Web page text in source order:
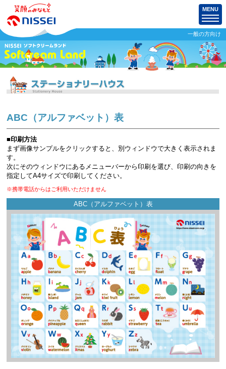
MENU
一般の方向け
ABC（アルファベット）表
■印刷方法
まず画像サンプルをクリックすると、別ウィンドウで大きく表示されま
す。
次にそのウィンドウにあるメニューバーから印刷を選び、印刷の向きを
指定してA4サイズで印刷してください。
※携帯電話からはご利用いただけません
ABC（アルファベット）表